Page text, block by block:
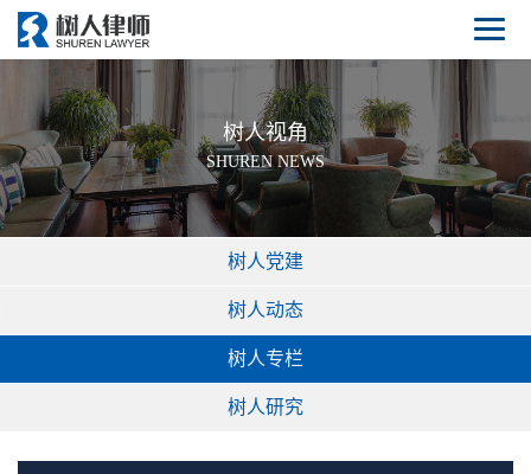
树人视角
SHUREN NEWS
树人党建
树人动态
树人专栏
树人研究